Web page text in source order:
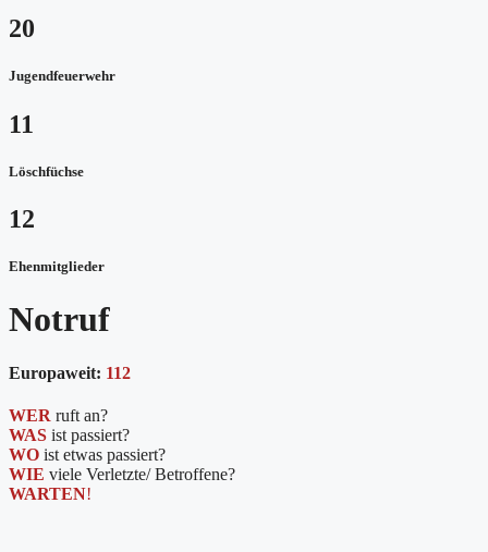
20
Jugendfeuerwehr
11
Löschfüchse
12
Ehenmitglieder
Notruf
Europaweit: 112
WER ruft an?
WAS ist passiert?
WO ist etwas passiert?
WIE viele Verletzte/ Betroffene?
WARTEN!